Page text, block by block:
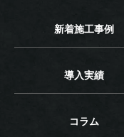
新着施工事例
導入実績
コラム